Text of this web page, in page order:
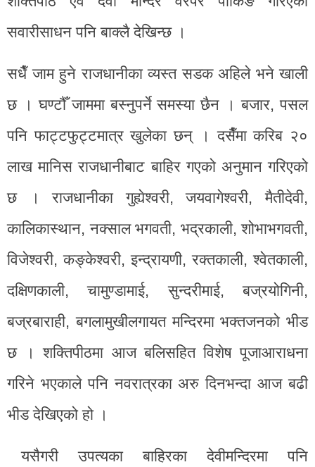
सवारीसाधन पनि बाक्लै देखिन्छ ।
सधैँ जाम हुने राजधानीका व्यस्त सडक अहिले भने खाली
छ । घण्टौँ जाममा बस्नुपर्ने समस्या छैन । बजार, पसल
पनि फाट्टफुट्टमात्र खुलेका छन् । दसैँमा करिब २०
लाख मानिस राजधानीबाट बाहिर गएको अनुमान गरिएको
छ । राजधानीका गुह्येश्वरी, जयवागेश्वरी, मैतीदेवी,
कालिकास्थान, नक्साल भगवती, भद्रकाली, शोभाभगवती,
विजेश्वरी, कङ्केश्वरी, इन्द्रायणी, रक्तकाली, श्वेतकाली,
दक्षिणकाली, चामुण्डामाई, सुन्दरीमाई, बज्रयोगिनी,
बज्रबाराही, बगलामुखीलगायत मन्दिरमा भक्तजनको भीड
छ । शक्तिपीठमा आज बलिसहित विशेष पूजाआराधना
गरिने भएकाले पनि नवरात्रका अरु दिनभन्दा आज बढी
भीड देखिएको हो ।
यसैगरी उपत्यका बाहिरका देवीमन्दिरमा पनि